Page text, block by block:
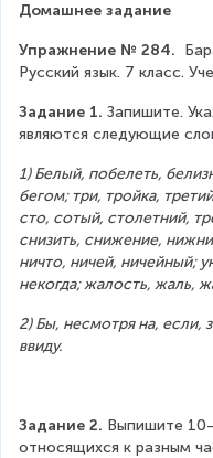
Домашнее задание
Упражнение № 284.
Русский язык. 7 класс.
Задание 1. Запишите.
являются следующие
1) Белый, побелеть,
бегом; три, тройка,
сто, сотый, столетний,
снизить, снижение,
ничто, ничей, ничейный;
некогда; жалость, жаль,
2) Бы, несмотря на, если,
ввиду.
Задание 2. Выпишите
относящихся к разным